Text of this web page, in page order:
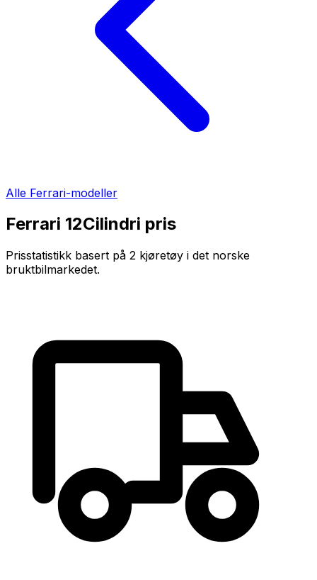
Alle Ferrari-modeller
Ferrari 12Cilindri pris
Prisstatistikk basert på 2 kjøretøy i det norske
bruktbilmarkedet.